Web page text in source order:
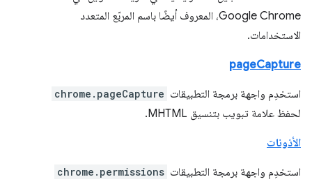
Google Chrome، المعروف أيضًا باسم المربّع المتعدد
الاستخدامات.
pageCapture
استخدِم واجهة برمجة التطبيقات chrome.pageCapture
لحفظ علامة تبويب بتنسيق MHTML.
الأذونات
استخدِم واجهة برمجة التطبيقات chrome.permissions